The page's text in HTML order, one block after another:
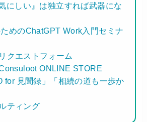
にしい』は独立すれば武器にな
めのChatGPT Work入門セミナ
クエストフォーム
ONLINE STORE
for 見聞録」「相続の道も一歩か
ティング